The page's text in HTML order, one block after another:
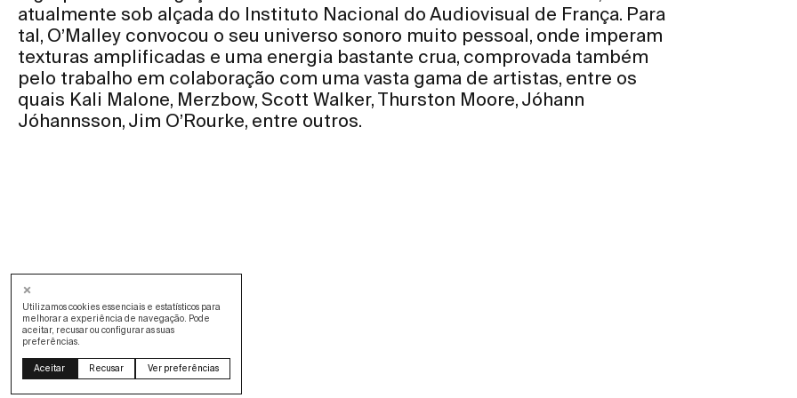
Utilizamos cookies essenciais e estatísticos para
melhorar a experiência de navegação. Pode
aceitar, recusar ou configurar as suas
preferências.
Aceitar Recusar Ver preferências
atualmente sob alçada do Instituto Nacional do Audiovisual de França. Para
tal, O’Malley convocou o seu universo sonoro muito pessoal, onde imperam
texturas amplificadas e uma energia bastante crua, comprovada também
pelo trabalho em colaboração com uma vasta gama de artistas, entre os
quais Kali Malone, Merzbow, Scott Walker, Thurston Moore, Jóhann
Jóhannsson, Jim O’Rourke, entre outros.
Design by OOF